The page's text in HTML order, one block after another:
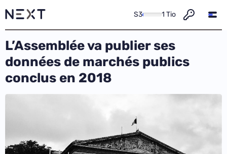
S3 1 Tio
L’Assemblée va publier ses
données de marchés publics
conclus en 2018